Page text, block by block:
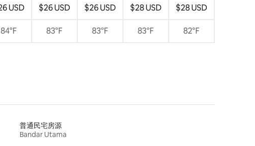
USD $26 USD $26 USD $28 USD $28 USD
84°F 83°F 83°F 83°F 82°F
普通民宅房源
Bandar Utama